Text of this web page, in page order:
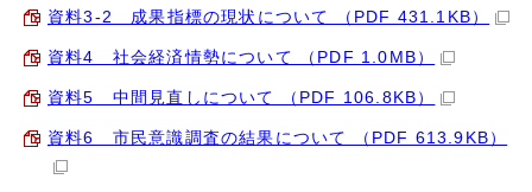
資料3-2 成果指標の現状について （PDF 431.1KB）
資料4 社会経済情勢について （PDF 1.0MB）
資料5 中間見直しについて （PDF 106.8KB）
資料6 市民意識調査の結果について （PDF 613.9KB）